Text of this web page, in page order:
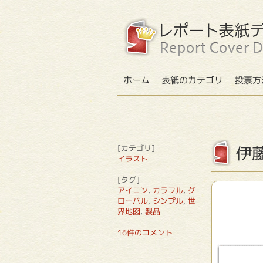
ホーム 表紙のカテゴリ 投票
[カテゴリ]
イラスト
[タグ]
アイコン, カラフル, グ
ローバル, シンプル, 世
界地図, 製品
16件のコメント
伊